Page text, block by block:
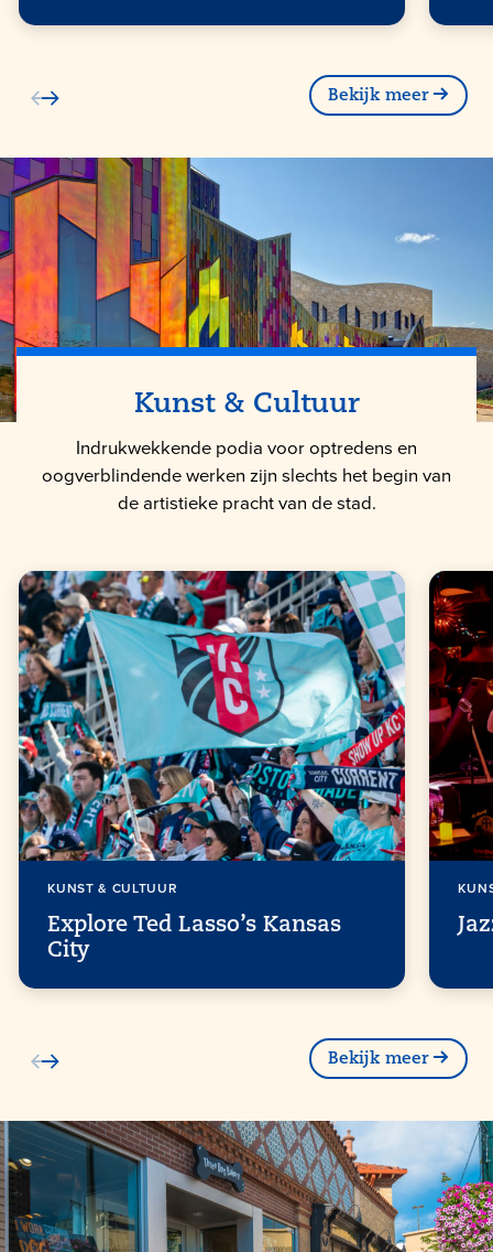
Bekijk meer
Kunst & Cultuur
Indrukwekkende podia voor optredens en
oogverblindende werken zijn slechts het begin van
de artistieke pracht van de stad.
KUNST & CULTUUR
Explore Ted Lasso’s Kansas
City
Bekijk meer